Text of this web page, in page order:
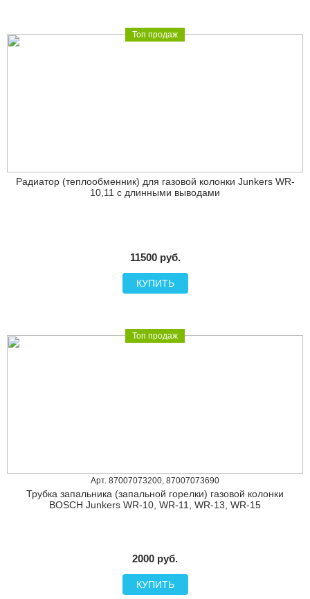
Топ продаж
Радиатор (теплообменник) для газовой колонки Junkers WR-
10,11 с длинными выводами
11500 руб.
КУПИТЬ
Топ продаж
Арт. 87007073200, 87007073690
Трубка запальника (запальной горелки) газовой колонки
BOSCH Junkers WR-10, WR-11, WR-13, WR-15
2000 руб.
КУПИТЬ